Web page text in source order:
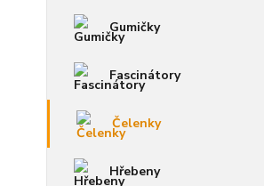
Gumičky
Fascinátory
Čelenky
Hřebeny